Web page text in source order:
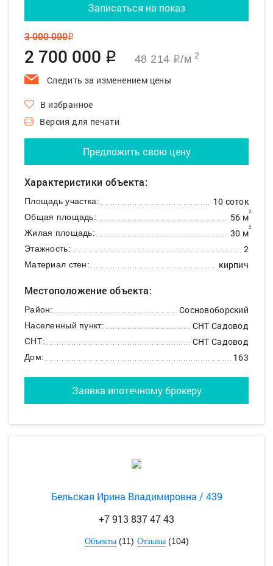
Записаться на показ
3 000 000q
2 700 000 q 48 214 q/м2
Следить за изменением цены
В избранное
Версия для печати
Предложить свою цену
Характеристики объекта:
Площадь участка: 10 соток
Общая площадь: 56 м2
Жилая площадь: 30 м2
Этажность: 2
Материал стен: кирпич
Местоположение объекта:
Район: Сосновоборский
Населенный пункт: СНТ Садовод
СНТ: СНТ Садовод
Дом: 163
Заявка ипотечному брокеру
Бельская Ирина Владимировна / 439
+7 913 837 47 43
Объекты(11) Отзывы(104)